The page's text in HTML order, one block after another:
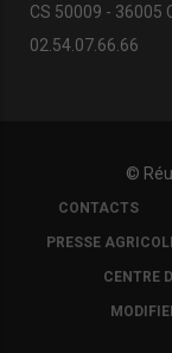
CS 50009 - 36005
02.54.07.66.66
©
FOOTER
COPYRIGHT
CONTACTS
PRESSE
CENTRE